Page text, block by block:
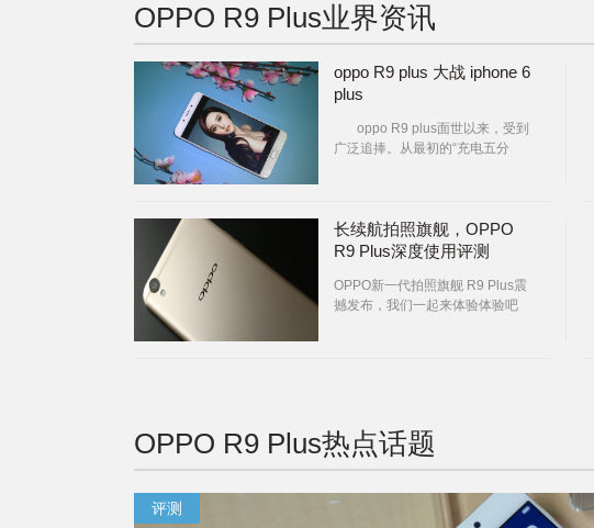
OPPO R9 Plus业界资讯
oppo R9 plus 大战 iphone 6
plus
oppo R9 plus面世以来，受到
广泛追捧。从最初的“充电五分
长续航拍照旗舰，OPPO
R9 Plus深度使用评测
OPPO新一代拍照旗舰 R9 Plus震
撼发布，我们一起来体验体验吧
OPPO R9 Plus热点话题
评测